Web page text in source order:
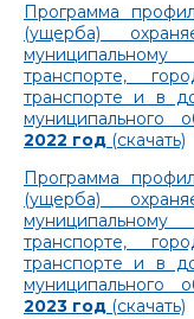
Программа
(ущерба)
транспорте,
транспорте и в
муниципального
2022 год (скачать)
Программа
(ущерба)
транспорте,
транспорте и в
муниципального
2023 год (скачать)